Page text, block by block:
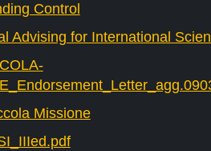
Control
Advising for International
Missione